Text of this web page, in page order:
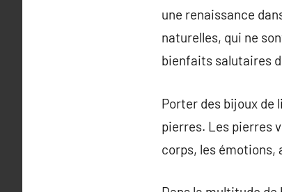
une renaissance
naturelles, qui ne
bienfaits salutaires
Porter des bijoux de
pierres. Les pierres
corps, les émotions,